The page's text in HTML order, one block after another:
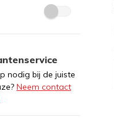
nodig bij de juiste
Neem contact